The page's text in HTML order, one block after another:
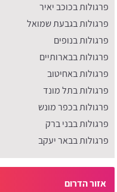
פרגולות בכוכב יאיר
פרגולות בגבעת שמואל
פרגולות בנופים
פרגולות בבארותיים
פרגולות באחיטוב
פרגולות בתל מונד
פרגולות בכפר מונש
פרגולות בבני ברק
פרגולות בבאר יעקב
אזור הדרום